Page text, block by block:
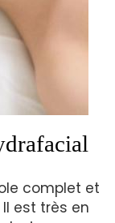
complet et
est très en